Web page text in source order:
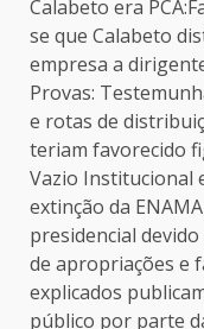
Calabeto era
se que Calabeto
empresa a
Provas:
e rotas de
teriam favorecido
Vazio Institucional
extinção da
presidencial
de apropriações e
explicados
público por parte